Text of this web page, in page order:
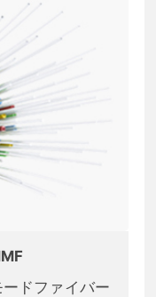
ドファイバー